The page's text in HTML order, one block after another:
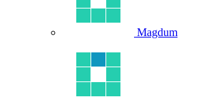
Magdum